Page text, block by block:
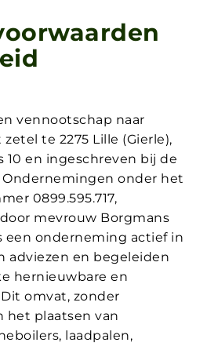
vennootschap naar
te 2275 Lille (Gierle),
10 en ingeschreven bij de
onder het
0899.595.717,
mevrouw Borgmans
een onderneming actief in
adviezen en begeleiden
hernieuwbare en
omvat, zonder
het plaatsen van
laadpalen,